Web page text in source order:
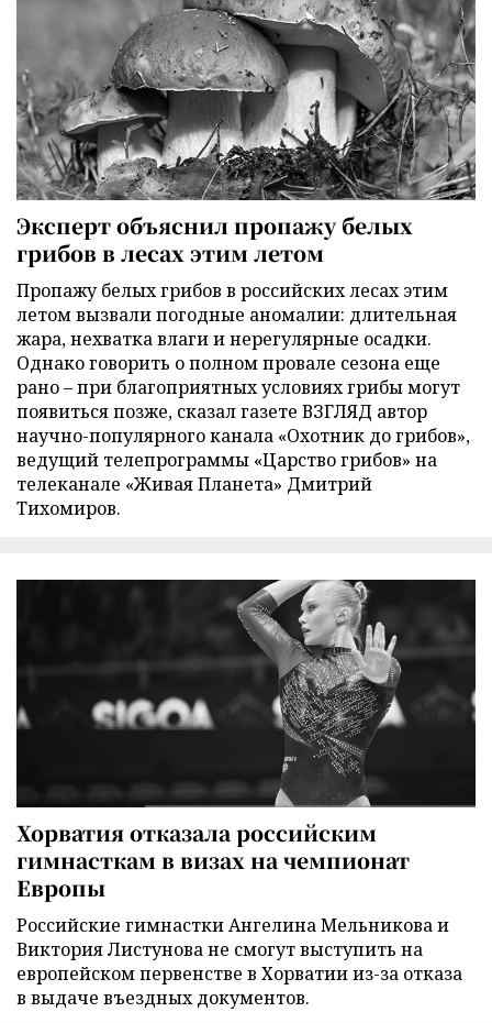
Эксперт объяснил пропажу белых
грибов в лесах этим летом
Пропажу белых грибов в российских лесах этим
летом вызвали погодные аномалии: длительная
жара, нехватка влаги и нерегулярные осадки.
Однако говорить о полном провале сезона еще
рано – при благоприятных условиях грибы могут
появиться позже, сказал газете ВЗГЛЯД автор
научно-популярного канала «Охотник до грибов»,
ведущий телепрограммы «Царство грибов» на
телеканале «Живая Планета» Дмитрий
Тихомиров.
Хорватия отказала российским
гимнасткам в визах на чемпионат
Европы
Российские гимнастки Ангелина Мельникова и
Виктория Листунова не смогут выступить на
европейском первенстве в Хорватии из-за отказа
в выдаче въездных документов.